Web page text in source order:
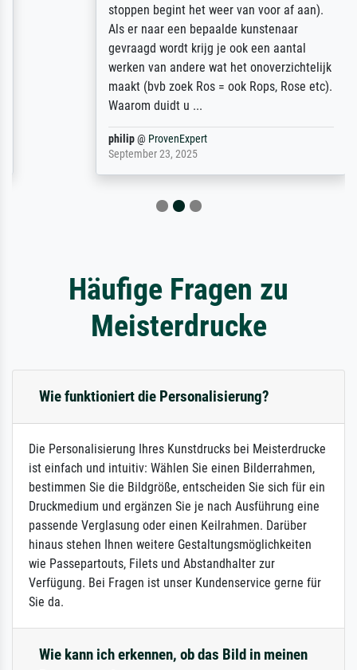
stoppen begint het weer van voor af aan).
Als er naar een bepaalde kunstenaar
gevraagd wordt krijg je ook een aantal
werken van andere wat het onoverzichtelijk
maakt (bvb zoek Ros = ook Rops, Rose etc).
Waarom duidt u ...
ProvenExpert
September 23, 2025
Häufige Fragen zu
Meisterdrucke
Wie funktioniert die Personalisierung?
Die Personalisierung Ihres Kunstdrucks bei Meisterdrucke
ist einfach und intuitiv: Wählen Sie einen Bilderrahmen,
bestimmen Sie die Bildgröße, entscheiden Sie sich für ein
Druckmedium und ergänzen Sie je nach Ausführung eine
passende Verglasung oder einen Keilrahmen. Darüber
hinaus stehen Ihnen weitere Gestaltungsmöglichkeiten
wie Passepartouts, Filets und Abstandhalter zur
Verfügung. Bei Fragen ist unser Kundenservice gerne für
Sie da.
Wie kann ich erkennen, ob das Bild in meinen